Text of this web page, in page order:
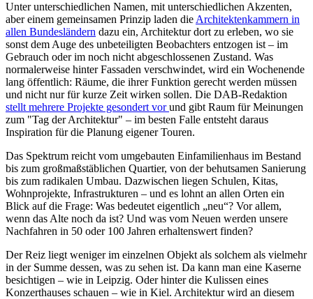
Unter unterschiedlichen Namen, mit unterschiedlichen Akzenten,
aber einem gemeinsamen Prinzip laden die Architektenkammern in
allen Bundesländern dazu ein, Architektur dort zu erleben, wo sie
sonst dem Auge des unbeteiligten Beobachters entzogen ist – im
Gebrauch oder im noch nicht abgeschlossenen Zustand. Was
normalerweise hinter Fassaden verschwindet, wird ein Wochenende
lang öffentlich: Räume, die ihrer Funktion gerecht werden müssen
und nicht nur für kurze Zeit wirken sollen. Die DAB-Redaktion
stellt mehrere Projekte gesondert vorund gibt Raum für Meinungen
zum "Tag der Architektur" – im besten Falle entsteht daraus
Inspiration für die Planung eigener Touren.
Das Spektrum reicht vom umgebauten Einfamilienhaus im Bestand
bis zum großmaßstäblichen Quartier, von der behutsamen Sanierung
bis zum radikalen Umbau. Dazwischen liegen Schulen, Kitas,
Wohnprojekte, Infrastrukturen – und es lohnt an allen Orten ein
Blick auf die Frage: Was bedeutet eigentlich „neu“? Vor allem,
wenn das Alte noch da ist? Und was vom Neuen werden unsere
Nachfahren in 50 oder 100 Jahren erhaltenswert finden?
Der Reiz liegt weniger im einzelnen Objekt als solchem als vielmehr
in der Summe dessen, was zu sehen ist. Da kann man eine Kaserne
besichtigen – wie in Leipzig. Oder hinter die Kulissen eines
Konzerthauses schauen – wie in Kiel. Architektur wird an diesem